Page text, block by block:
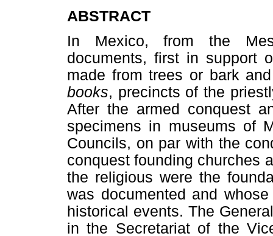
ABSTRACT
In Mexico, from the
documents, first in support
made from trees or bark
books, precincts of the
After the armed conquest
specimens in museums of
Councils, on par with the
conquest founding churches
the religious were the
was documented and
historical events. The
in the Secretariat of the